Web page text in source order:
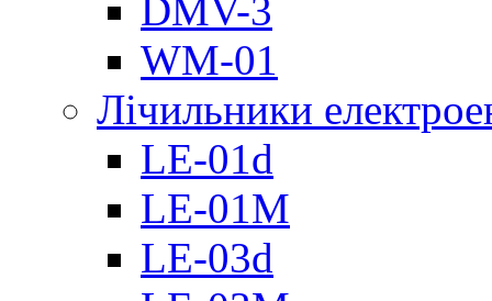
DMV-3
WM-01
Лічильники
LE-01d
LE-01M
LE-03d